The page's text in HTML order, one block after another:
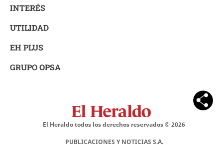
INTERÉS
UTILIDAD
EH PLUS
GRUPO OPSA
El Heraldo todos los derechos reservados ©2026
PUBLICACIONES Y NOTICIAS S.A.